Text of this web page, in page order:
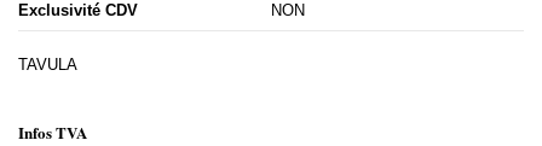
Exclusivité CDV NON
TAVULA
Infos TVA